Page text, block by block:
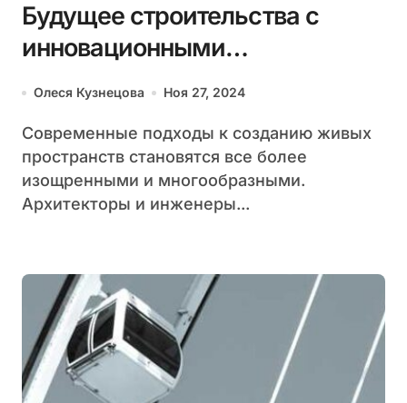
Будущее строительства с
инновационными
технологиями
Олеся Кузнецова Ноя 27, 2024
Современные подходы к созданию живых
пространств становятся все более
изощренными и многообразными.
Архитекторы и инженеры...